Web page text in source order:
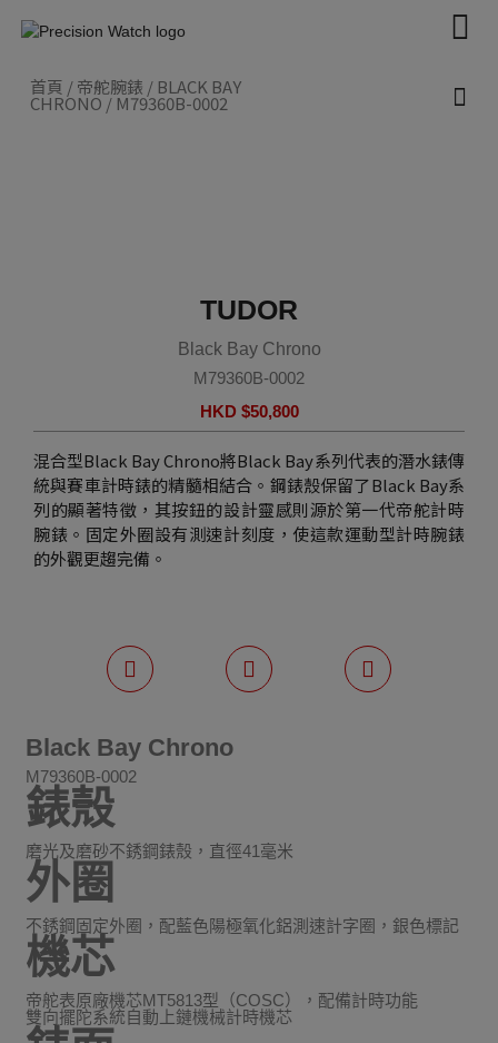
首頁 /帝舵腕錶 / BLACK BAY
CHRONO / M79360B-0002
TUDOR
Black Bay Chrono
M79360B-0002
HKD $50,800
混合型Black Bay Chrono將Black Bay系列代表的潛水錶傳
統與賽車計時錶的精髓相結合。鋼錶殼保留了Black Bay系
列的顯著特徵，其按鈕的設計靈感則源於第一代帝舵計時
腕錶。固定外圈設有測速計刻度，使這款運動型計時腕錶
的外觀更趨完備。
Black Bay Chrono
M79360B-0002
錶殼
磨光及磨砂不銹鋼錶殼，直徑41毫米
外圈
不銹鋼固定外圈，配藍色陽極氧化鋁測速計字圈，銀色標記
機芯
帝舵表原廠機芯MT5813型（COSC），配備計時功能
雙向擺陀系統自動上鏈機械計時機芯